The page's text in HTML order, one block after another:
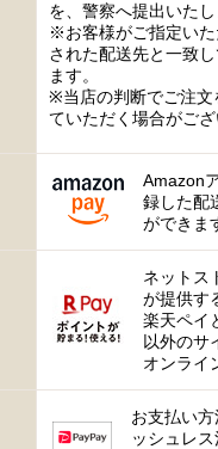
を、警察へ提出いたし
※お客様がご指定い
された配送先と一致
ます。
※当店の判断でご注文
ていただく場合がござ
Amazon
録した配
ができま
ネットス
が提供す
楽天ペイ
以外のサ
オンライ
お支払い
ッシュレス